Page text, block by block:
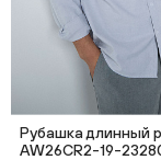
Рубашка длинный
AW26CR2-19-